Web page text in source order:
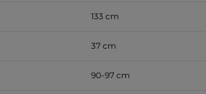
133 cm
37 cm
90-97 cm